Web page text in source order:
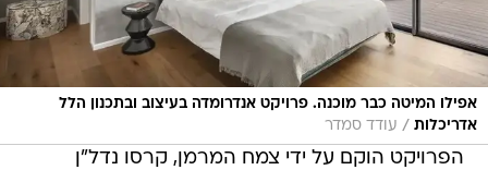
אפילו המיטה כבר מוכנה. פרויקט אנדרומדה בעיצוב ובתכנון הלל
אדריכלות / עודד סמדר
הפרויקט הוקם על ידי צמח המרמן, קרסו נדל"ן